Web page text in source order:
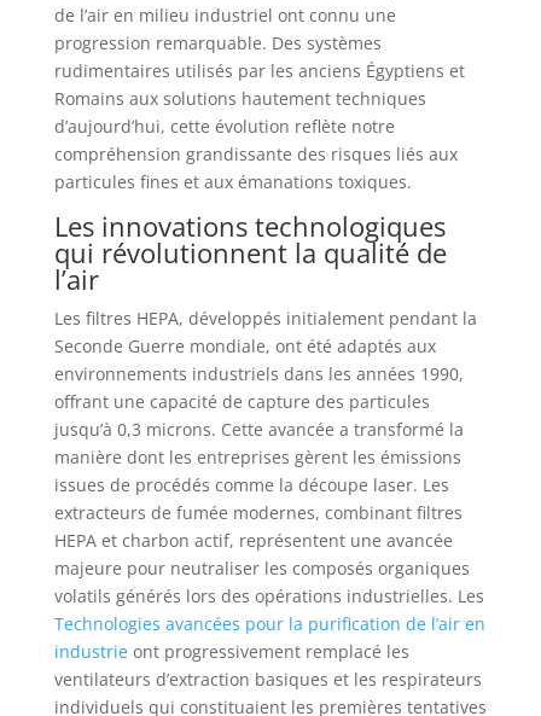
de l’air en milieu industriel ont connu une
progression remarquable. Des systèmes
rudimentaires utilisés par les anciens Égyptiens et
Romains aux solutions hautement techniques
d’aujourd’hui, cette évolution reflète notre
compréhension grandissante des risques liés aux
particules fines et aux émanations toxiques.
Les innovations technologiques
qui révolutionnent la qualité de
l’air
Les filtres HEPA, développés initialement pendant la
Seconde Guerre mondiale, ont été adaptés aux
environnements industriels dans les années 1990,
offrant une capacité de capture des particules
jusqu’à 0,3 microns. Cette avancée a transformé la
manière dont les entreprises gèrent les émissions
issues de procédés comme la découpe laser. Les
extracteurs de fumée modernes, combinant filtres
HEPA et charbon actif, représentent une avancée
majeure pour neutraliser les composés organiques
volatils générés lors des opérations industrielles. Les
Technologies avancées pour la purification de l’air en
industrieont progressivement remplacé les
ventilateurs d’extraction basiques et les respirateurs
individuels qui constituaient les premières tentatives